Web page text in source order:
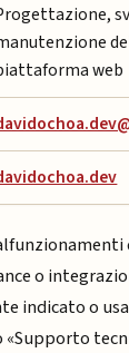
web
o
indicato o
«Supporto